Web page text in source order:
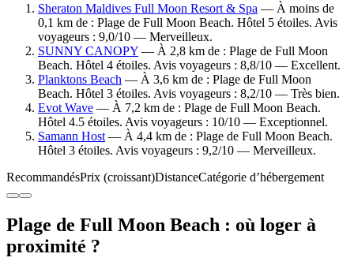
Sheraton Maldives Full Moon Resort & Spa — À moins de
0,1 km de : Plage de Full Moon Beach. Hôtel 5 étoiles. Avis
voyageurs : 9,0/10 — Merveilleux.
SUNNY CANOPY — À 2,8 km de : Plage de Full Moon
Beach. Hôtel 4 étoiles. Avis voyageurs : 8,8/10 — Excellent.
Planktons Beach — À 3,6 km de : Plage de Full Moon
Beach. Hôtel 3 étoiles. Avis voyageurs : 8,2/10 — Très bien.
Evot Wave — À 7,2 km de : Plage de Full Moon Beach.
Hôtel 4.5 étoiles. Avis voyageurs : 10/10 — Exceptionnel.
Samann Host — À 4,4 km de : Plage de Full Moon Beach.
Hôtel 3 étoiles. Avis voyageurs : 9,2/10 — Merveilleux.
RecommandésPrix (croissant)DistanceCatégorie d’hébergement
Plage de Full Moon Beach : où loger à
proximité ?